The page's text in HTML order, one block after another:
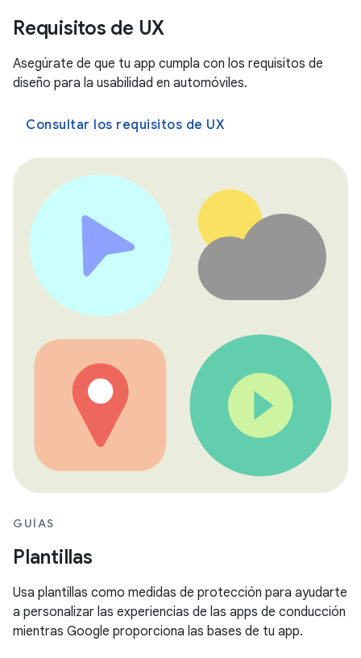
Requisitos de UX
Asegúrate de que tu app cumpla con los requisitos de
diseño para la usabilidad en automóviles.
Consultar los requisitos de UX
GUÍAS
Plantillas
Usa plantillas como medidas de protección para ayudarte
a personalizar las experiencias de las apps de conducción
mientras Google proporciona las bases de tu app.